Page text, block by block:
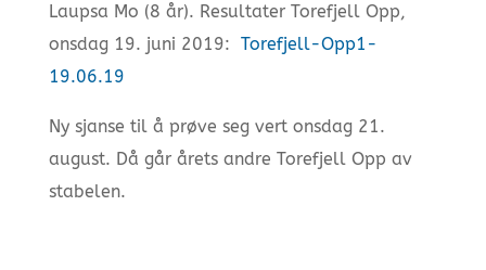
Laupsa Mo (8 år). Resultater Torefjell Opp,
onsdag 19. juni 2019: Torefjell-Opp1-
19.06.19
Ny sjanse til å prøve seg vert onsdag 21.
august. Då går årets andre Torefjell Opp av
stabelen.